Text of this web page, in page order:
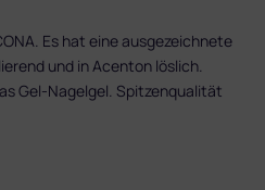
Es hat eine ausgezeichnete
und in Acenton löslich.
Gel-Nagelgel. Spitzenqualität